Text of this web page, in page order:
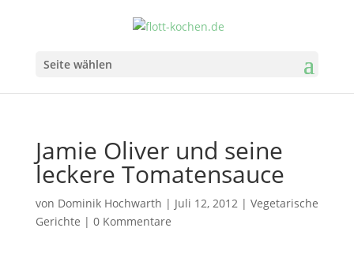
Seite wählen
Jamie Oliver und seine
leckere Tomatensauce
von Dominik Hochwarth | Juli 12, 2012 | Vegetarische
Gerichte | 0 Kommentare